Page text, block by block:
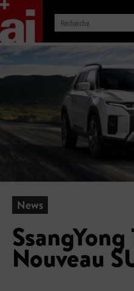
News
Nouveau